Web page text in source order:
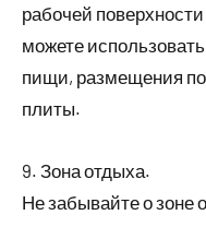
рабочей
можете
пищи, размещения
плиты.
9. Зона отдыха.
Не забывайте о зоне